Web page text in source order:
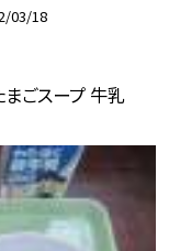
03/18
ごスープ 牛乳